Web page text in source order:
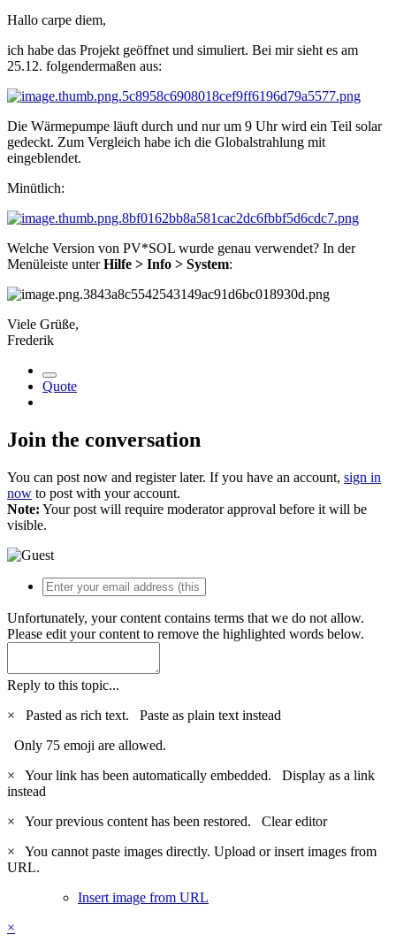
Hallo carpe diem,
ich habe das Projekt geöffnet und simuliert. Bei mir sieht es am
25.12. folgendermaßen aus:
Die Wärmepumpe läuft durch und nur um 9 Uhr wird ein Teil solar
gedeckt. Zum Vergleich habe ich die Globalstrahlung mit
eingeblendet.
Minütlich:
Welche Version von PV*SOL wurde genau verwendet? In der
Menüleiste unterHilfe > Info > System:
Viele Grüße,
Frederik
Quote
Join the conversation
You can post now and register later. If you have an account, sign in
now to post with your account.
Note: Your post will require moderator approval before it will be
visible.
Unfortunately, your content contains terms that we do not allow.
Please edit your content to remove the highlighted words below.
Reply to this topic...
×
Pasted as rich text. Paste as plain text instead
Only 75 emoji are allowed.
×
Your link has been automatically embedded. Display as a link
instead
×
Your previous content has been restored. Clear editor
×
You cannot paste images directly. Upload or insert images from
URL.
Insert image from URL
×